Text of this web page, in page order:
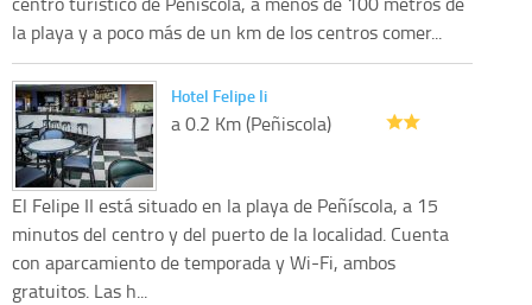
la playa y a poco más de un km de los centros comer...
Hotel Felipe Ii
a 0.2 Km (Peñiscola)
El Felipe II está situado en la playa de Peñíscola, a 15
minutos del centro y del puerto de la localidad. Cuenta
con aparcamiento de temporada y Wi-Fi, ambos
gratuitos. Las h...